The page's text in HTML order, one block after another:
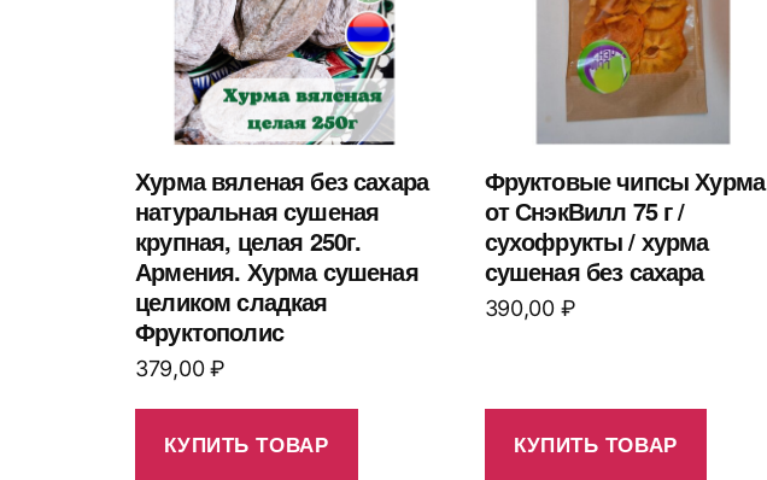
Хурма вяленая без сахара
натуральная сушеная
крупная, целая 250г.
Армения. Хурма сушеная
целиком сладкая
Фруктополис
379,00₽
КУПИТЬ ТОВАР
Фруктовые чипсы Хурма
от СнэкВилл 75 г /
сухофрукты / хурма
сушеная без сахара
390,00 ₽
КУПИТЬ ТОВАР